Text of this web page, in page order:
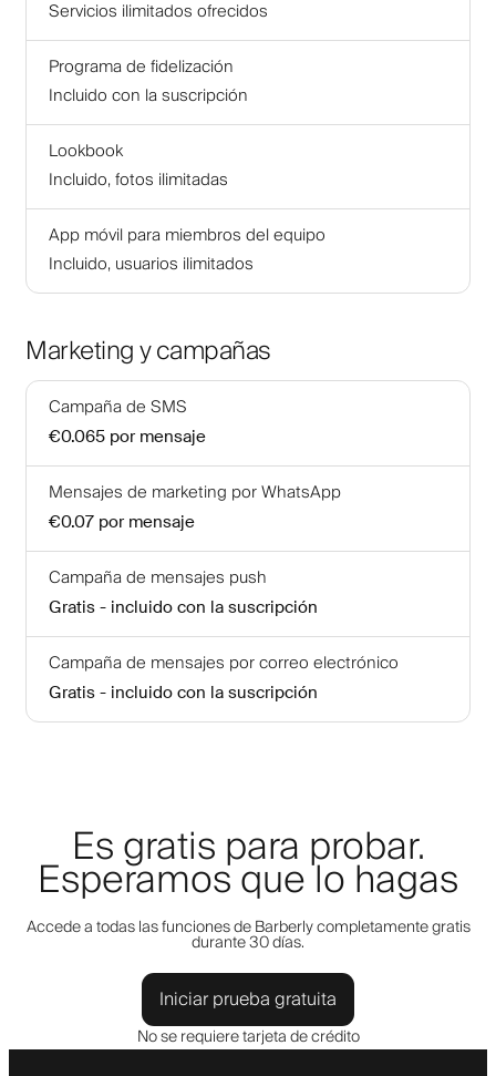
Servicios ilimitados ofrecidos
Programa de fidelización
Incluido con la suscripción
Lookbook
Incluido, fotos ilimitadas
App móvil para miembros del equipo
Incluido, usuarios ilimitados
Marketing y campañas
Campaña de SMS
€0.065 por mensaje
Mensajes de marketing por WhatsApp
€0.07 por mensaje
Campaña de mensajes push
Gratis - incluido con la suscripción
Campaña de mensajes por correo electrónico
Gratis - incluido con la suscripción
Es gratis para probar.
Esperamos que lo hagas
Accede a todas las funciones de Barberly completamente gratis
durante 30 días.
Iniciar prueba gratuita
No se requiere tarjeta de crédito